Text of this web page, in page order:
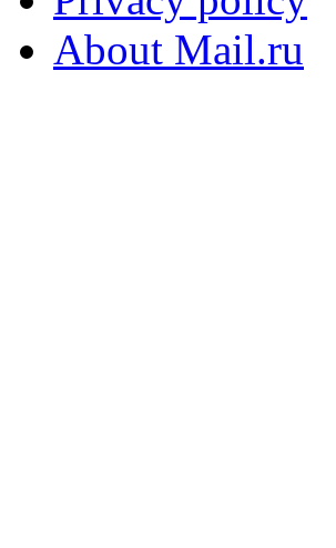
About Mail.ru